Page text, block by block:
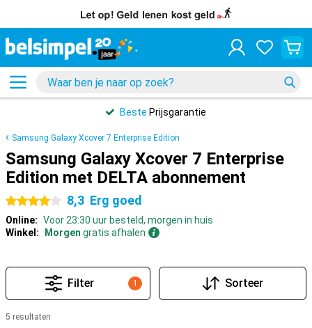
Beste Prijsgarantie
Samsung Galaxy Xcover 7 Enterprise Edition
Samsung Galaxy Xcover 7 Enterprise
Edition met DELTA abonnement
4 sterren 8,3 Erg goed
Online: Voor 23:30 uur besteld, morgen in huis
Winkel:
Morgen gratis afhalen
1
Filter Sorteer
5 resultaten